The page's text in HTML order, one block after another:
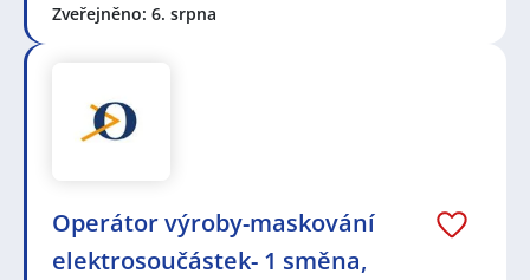
Zveřejněno: 6. srpna
Operátor výroby-maskování
elektrosoučástek- 1 směna,